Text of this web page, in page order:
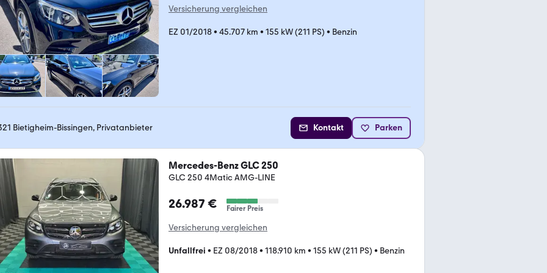
Versicherung vergleichen
EZ 01/2018• 45.707 km • 155 kW (211 PS) • Benzin
Bietigheim-Bissingen, Privatanbieter Kontakt Parken
Mercedes-Benz GLC 250
GLC 250 4Matic AMG-LINE
26.987 € Fairer Preis
Versicherung vergleichen
Unfallfrei • EZ 08/2018• 118.910 km • 155 kW (211 PS) • Benzin